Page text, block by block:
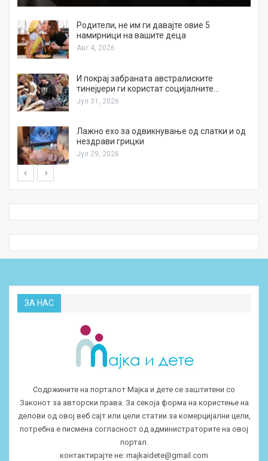
Родители, не им ги давајте овие 5
намирници на вашите деца
Авг 4, 2026
И покрај забраната австралиските
тинејџери ги користат социјалните…
Јул 31, 2026
Лажно ехо за одвикнување од слатки и од
нездрави грицки
Јул 29, 2026
ЗА НАС
Содржините на порталот Мајка и дете се заштитени со
Законот за авторски права. За секоја форма на користење на
делови од овој веб сајт или цели статии за комерцијални цели,
потребна е писмена согласност од администраторите на овој
портал.
контактирајте не: majkaidete@gmail.com